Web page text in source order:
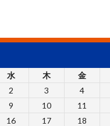
水 木 金
2 3 4
9 10 11
16 17 18